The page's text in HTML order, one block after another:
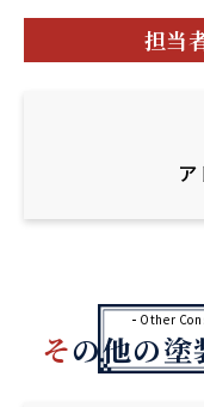
担当
Other
その他の